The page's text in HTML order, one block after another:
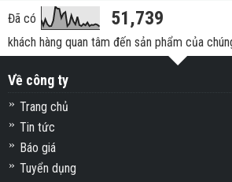
Đã có 51,739
khách hàng quan tâm đến sản phẩm của
Về công ty
Trang chủ
Tin tức
Báo giá
Tuyển dụng